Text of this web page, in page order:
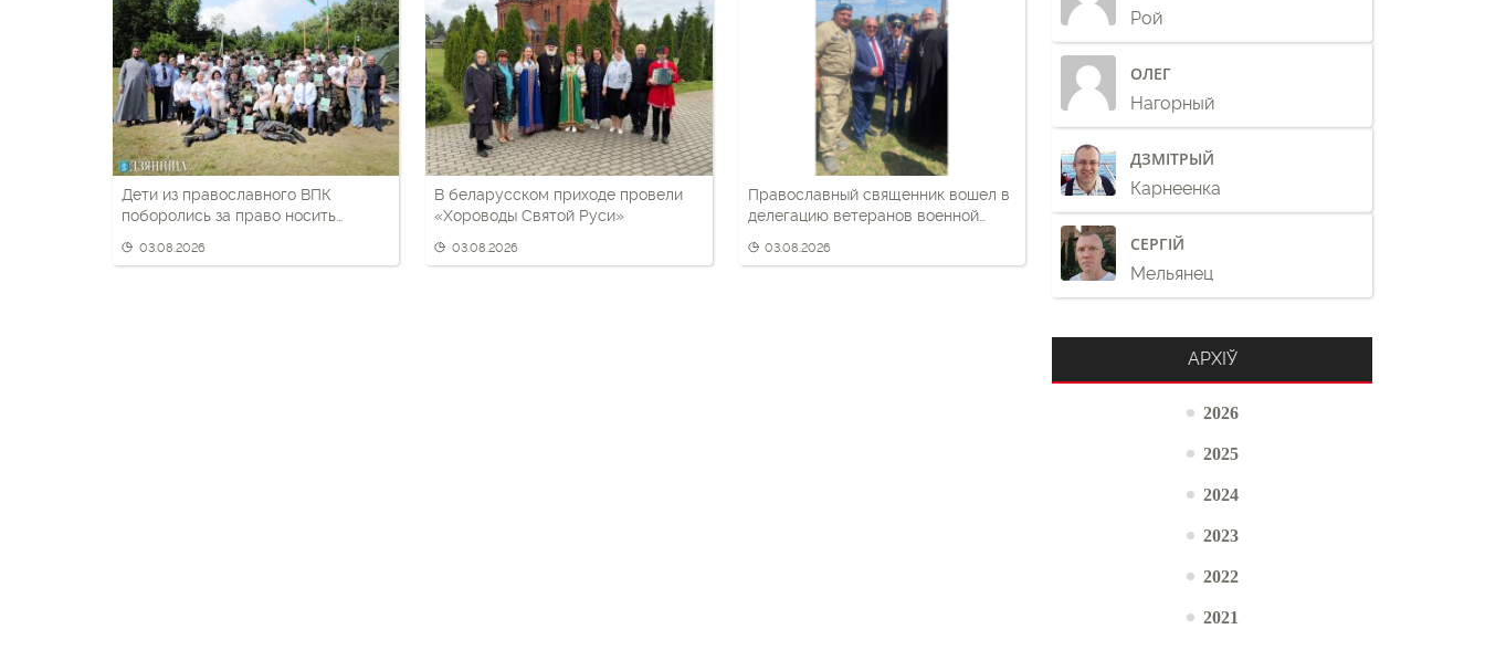
Дети из православного ВПК
поборолись за право носить
03.08.2026
В беларусском приходе провели
«Хороводы Святой Руси»
03.08.2026
Православный священник вошел в
делегацию ветеранов военной
03.08.2026
Рой
ОЛЕГ
Нагорный
ДЗМІТРЫЙ
Карнеенка
СЕРГІЙ
Мельянец
АРХІЎ
2026
2025
2024
2023
2022
2021